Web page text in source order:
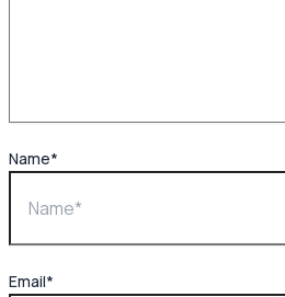
Name*
Email*